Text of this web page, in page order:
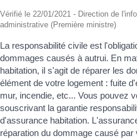
Vérifié le 22/01/2021 - Direction de
administrative (Première ministre)
La responsabilité civile est
dommages causés à autrui. En
habitation, il s'agit de réparer les
élément de votre logement : fuite
mur, incendie, etc... Vous pouvez
souscrivant la garantie
d'assurance habitation.
réparation du dommage causé